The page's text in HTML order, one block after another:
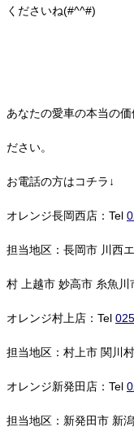
くださいね(#^^#)
あなたの愛車の本当の
ださい。
お電話の方はコチラ↓
オレンジ長岡西店：Tel
担当地区：長岡市 川西
村 上越市 妙高市 糸魚川
オレンジ村上店：Tel
担当地区：村上市 関川
オレンジ新発田店：Tel
担当地区：新発田市 新